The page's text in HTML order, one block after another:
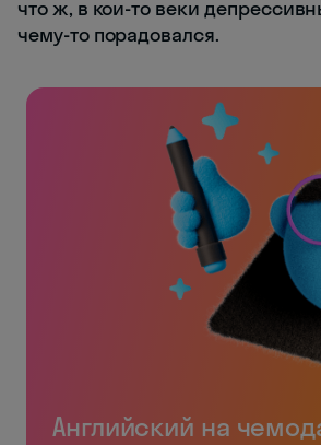
что ж, в кои-то веки
чему-то порадовался.
Английский на